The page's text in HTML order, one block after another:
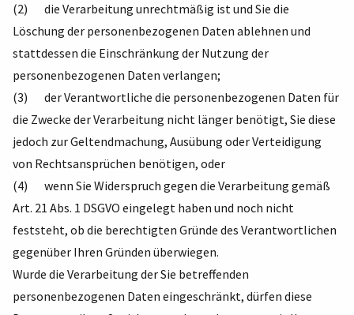
(2) die Verarbeitung unrechtmäßig ist und Sie die
Löschung der personenbezogenen Daten ablehnen und
stattdessen die Einschränkung der Nutzung der
personenbezogenen Daten verlangen;
(3) der Verantwortliche die personenbezogenen Daten für
die Zwecke der Verarbeitung nicht länger benötigt, Sie diese
jedoch zur Geltendmachung, Ausübung oder Verteidigung
von Rechtsansprüchen benötigen, oder
(4) wenn Sie Widerspruch gegen die Verarbeitung gemäß
Art. 21 Abs. 1 DSGVO eingelegt haben und noch nicht
feststeht, ob die berechtigten Gründe des Verantwortlichen
gegenüber Ihren Gründen überwiegen.
Wurde die Verarbeitung der Sie betreffenden
personenbezogenen Daten eingeschränkt, dürfen diese